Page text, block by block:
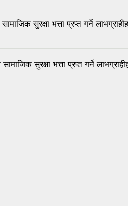
सुरक्षा भत्ता प्रप्त गर्ने
सुरक्षा भत्ता प्रप्त गर्ने